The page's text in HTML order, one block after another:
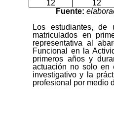
12
12
Fuente:
Los estudiantes,
matriculados en
representativa al
Funcional en la
primeros años y
actuación no solo en
investigativo y la
profesional por medio